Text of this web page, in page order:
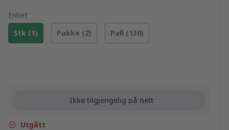
Enhet
Stk (1)
Pakke (2) Pall (130)
Ikke tilgjengelig på nett
Utgått